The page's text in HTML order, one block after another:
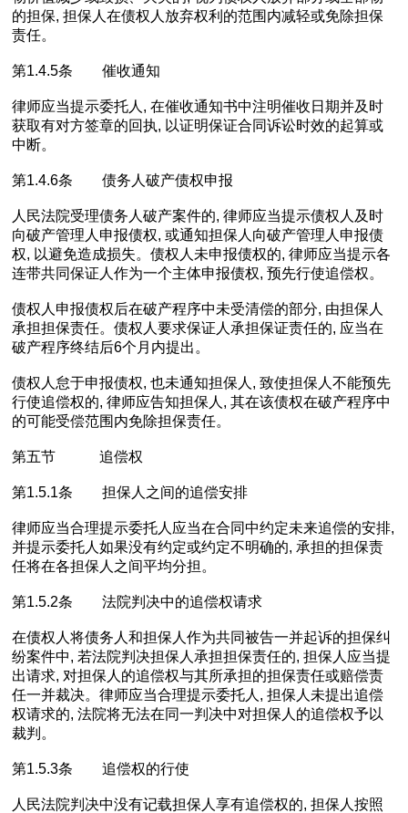
的担保, 担保人在债权人放弃权利的范围内减轻或免除担保
责任。
第1.4.5条 催收通知
律师应当提示委托人, 在催收通知书中注明催收日期并及时
获取有对方签章的回执, 以证明保证合同诉讼时效的起算或
中断。
第1.4.6条 债务人破产债权申报
人民法院受理债务人破产案件的, 律师应当提示债权人及时
向破产管理人申报债权, 或通知担保人向破产管理人申报债
权, 以避免造成损失。债权人未申报债权的, 律师应当提示各
连带共同保证人作为一个主体申报债权, 预先行使追偿权。
债权人申报债权后在破产程序中未受清偿的部分, 由担保人
承担担保责任。债权人要求保证人承担保证责任的, 应当在
破产程序终结后6个月内提出。
债权人怠于申报债权, 也未通知担保人, 致使担保人不能预先
行使追偿权的, 律师应告知担保人, 其在该债权在破产程序中
的可能受偿范围内免除担保责任。
第五节 追偿权
第1.5.1条 担保人之间的追偿安排
律师应当合理提示委托人应当在合同中约定未来追偿的安排,
并提示委托人如果没有约定或约定不明确的, 承担的担保责
任将在各担保人之间平均分担。
第1.5.2条 法院判决中的追偿权请求
在债权人将债务人和担保人作为共同被告一并起诉的担保纠
纷案件中, 若法院判决担保人承担担保责任的, 担保人应当提
出请求, 对担保人的追偿权与其所承担的担保责任或赔偿责
任一并裁决。律师应当合理提示委托人, 担保人未提出追偿
权请求的, 法院将无法在同一判决中对担保人的追偿权予以
裁判。
第1.5.3条 追偿权的行使
人民法院判决中没有记载担保人享有追偿权的, 担保人按照